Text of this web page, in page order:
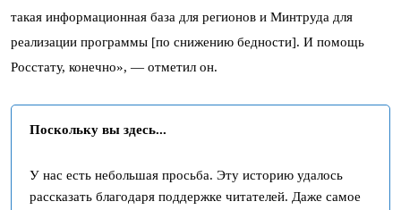
такая информационная база для регионов и Минтруда для
реализации программы [по снижению бедности]. И помощь
Росстату, конечно», — отметил он.
Поскольку вы здесь...
У нас есть небольшая просьба. Эту историю удалось
рассказать благодаря поддержке читателей. Даже самое